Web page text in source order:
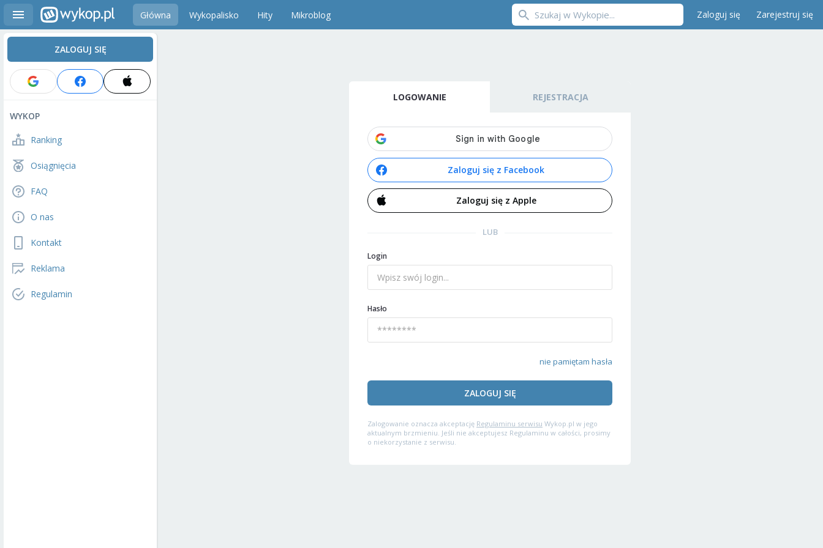
Główna Wykopalisko Hity Mikroblog Zaloguj się Zarejestruj się
ZALOGUJ SIĘ
WYKOP
Ranking
Osiągnięcia
FAQ
O nas
Kontakt
Reklama
Regulamin
LOGOWANIE REJESTRACJA
Zaloguj się z Facebook
Zaloguj się z Apple
LUB
Login
Hasło
nie pamiętam hasła
ZALOGUJ SIĘ
Zalogowanie oznacza akceptację Regulaminu serwisu Wykop.pl w jego
aktualnym brzmieniu. Jeśli nie akceptujesz Regulaminu w całości, prosimy
o niekorzystanie z serwisu.